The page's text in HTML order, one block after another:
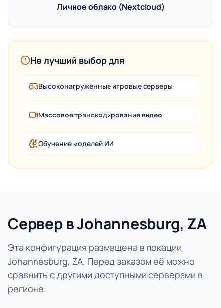
Личное облако (Nextcloud)
Не лучший выбор для
Высоконагруженные игровые серверы
Массовое транскодирование видео
Обучение моделей ИИ
Сервер в Johannesburg, ZA
Эта конфигурация размещена в локации
Johannesburg, ZA. Перед заказом её можно
сравнить с другими доступными серверами в
регионе.